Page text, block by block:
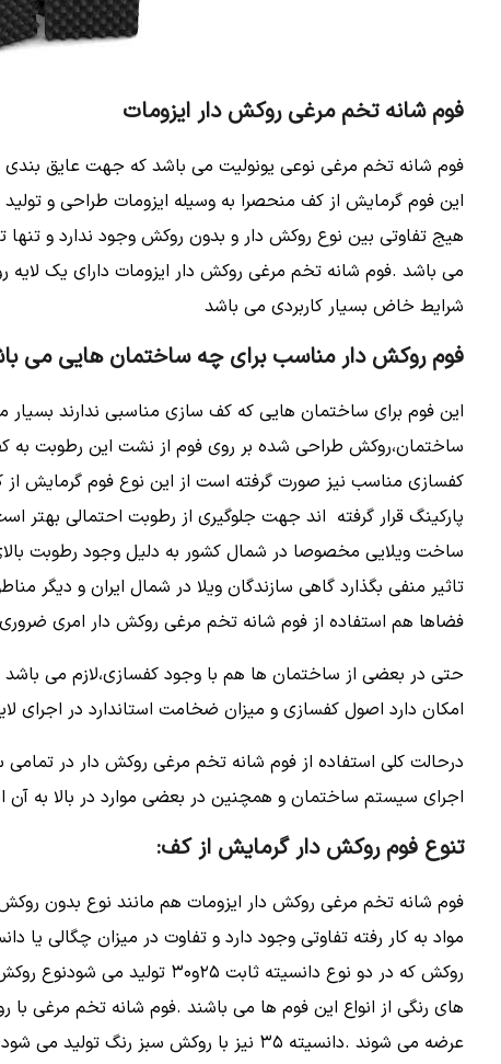
فوم شانه تخم مرغی روکش دار ایزومات
فوم شانه تخم مرغی نوعی یونولیت می باشد که جهت عایق
این فوم گرمایش از کف منحصرا به وسیله ایزومات طراحی و
هیج تفاوتی بین نوع روکش دار و بدون روکش وجود ندارد و
می باشد .فوم شانه تخم مرغی روکش دار ایزومات دارای یک
شرایط خاض بسیار کاربردی می باشد
فوم روکش دار مناسب برای چه ساختمان هایی می
این فوم برای ساختمان هایی که کف سازی مناسبی ندارند
ساختمان،روکش طراحی شده بر روی فوم از نشت این رطوبت
کفسازی مناسب نیز صورت گرفته است از این نوع فوم گرمایش
پارکینگ قرار گرفته اند جهت جلوگیری از رطوبت احتمالی بهتر
ساخت ویلایی مخصوصا در شمال کشور به دلیل وجود رطوبت
تاثیر منفی بگذارد گاهی سازندگان ویلا در شمال ایران و دیگر
فضاها هم استفاده از فوم شانه تخم مرغی روکش دار امری
حتی در بعضی از ساختمان ها هم با وجود کفسازی،لازم می
امکان دارد اصول کفسازی و میزان ضخامت استاندارد در اجرای
درحالت کلی استفاده از فوم شانه تخم مرغی روکش دار در
اجرای سیستم ساختمان و همچنین در بعضی موارد در بالا به
تنوع فوم روکش دار گرمایش از کف:
فوم شانه تخم مرغی روکش دار ایزومات هم مانند نوع بدون
مواد به کار رفته تفاوتی وجود دارد و تفاوت در میزان چگالی
عرضه می شوند .دانسیته ۳۵ نیز با روکش